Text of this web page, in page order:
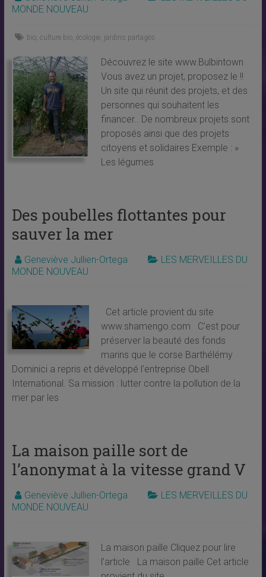
MONDE NOUVEAU
bio, culture bio, écologie, jardins partagés
Découvrez le site www.Bulbintown
Vous avez un projet, proposez le !!
Un site qui réunit des projets, et des
personnes qui souhaitent les
financer.. De nombreux projets sont
proposés ainsi que des projets
citoyens et solidaires Exemple : »
Les légumes
Des poubelles flottantes pour
sauver la mer
Geneviève Jullien-Ortega
LES MERVEILLES DU
MONDE NOUVEAU
Cet article provient du site
www.shamengo.com C’est pour
préserver la beauté des fonds
marins que le corse Barthélémy
Dominici a repris et développé l’entreprise Obell
International. Sa mission : lutter contre la pollution de la
mer par les
La maison paille sort de
l’anonymat à la vitesse grand V
Geneviève Jullien-Ortega
LES MERVEILLES DU
MONDE NOUVEAU
La maison paille Cliquez pour lire
l’article La maison paille Cet article